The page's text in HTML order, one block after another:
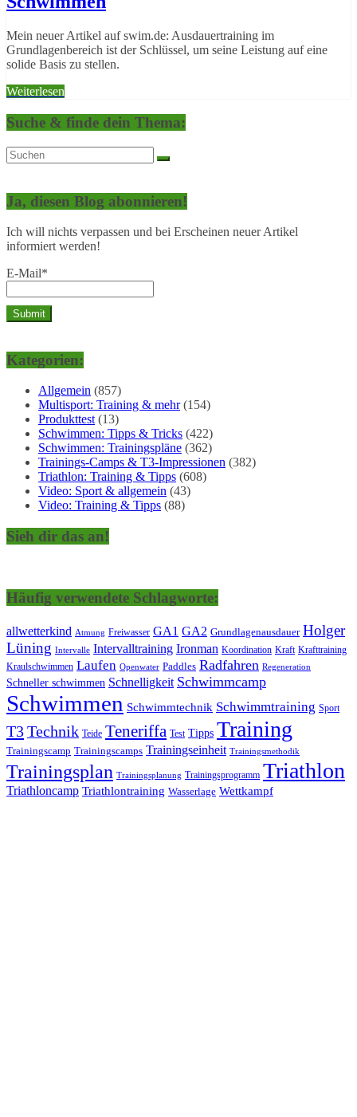
Mein neuer Artikel auf swim.de: Ausdauertraining im
Grundlagenbereich ist der Schlüssel, um seine Leistung auf eine
solide Basis zu stellen.
Weiterlesen
Suche & finde dein Thema:
Ja, diesen Blog abonnieren!
Ich will nichts verpassen und bei Erscheinen neuer Artikel
informiert werden!
E-Mail*
Kategorien:
Allgemein (857)
Multisport: Training & mehr(154)
Produkttest (13)
Schwimmen: Tipps & Tricks (422)
Schwimmen: Trainingspläne (362)
Trainings-Camps & T3-Impressionen (382)
Triathlon: Training & Tipps (608)
Video: Sport & allgemein (43)
Video: Training & Tipps (88)
Sieh dir das an!
Häufig verwendete Schlagworte:
allwetterkind Atmung Freiwasser GA1 GA2 Grundlagenausdauer Holger
Lüning Intervalle Intervalltraining Ironman Koordination Kraft Krafttraining
Kraulschwimmen Laufen Openwater Paddles Radfahren Regeneration
Schneller schwimmen Schnelligkeit Schwimmcamp
Schwimmen Schwimmtechnik Schwimmtraining Sport
T3Technik Teide Teneriffa Test Tipps Training
Trainingscamp Trainingscamps Trainingseinheit Trainingsmethodik
Trainingsplan Trainingsplanung Trainingsprogramm Triathlon
Triathloncamp Triathlontraining Wasserlage Wettkampf